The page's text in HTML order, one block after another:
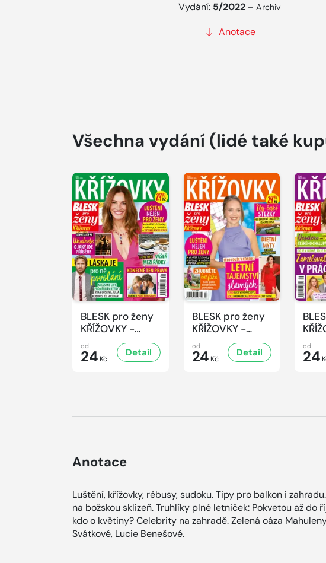
Vydání: 5/2022 –Archiv
Anotace
Všechna vydání (lidé také
BLESK pro ženy
KŘÍŽOVKY -
8/2026
od
24 Kč
Detail
BLESK pro ženy
KŘÍŽOVKY -
7/2026
od
24 Kč
Detail
6/
od
24
Anotace
Luštění, křížovky, rébusy, sudoku. Tipy pro balkon i
na božskou sklizeň. Truhlíky plné letniček: Pokvetou až do
kdo o květiny? Celebrity na zahradě. Zelená oáza
Svátkové, Lucie Benešové.